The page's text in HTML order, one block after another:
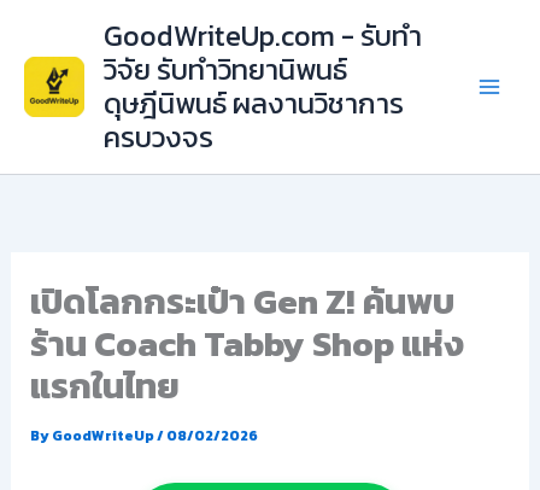
content
GoodWriteUp.com - รับทำ
วิจัย รับทำวิทยานิพนธ์
ดุษฎีนิพนธ์ ผลงานวิชาการ
ครบวงจร
เปิดโลกกระเป๋า Gen Z! ค้นพบ
ร้าน Coach Tabby Shop แห่ง
แรกในไทย
ByGoodWriteUp/08/02/2026